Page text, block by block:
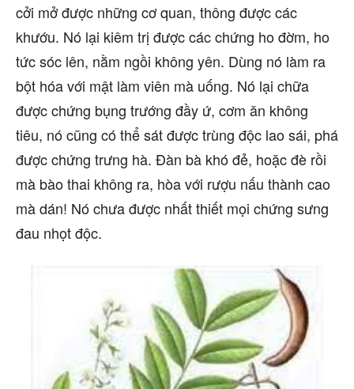
cởi mở được những cơ quan, thông được các
khướu. Nó lại kiêm trị được các chứng ho đờm, ho
tức sóc lên, nằm ngồi không yên. Dùng nó làm ra
bột hóa với mật làm viên mà uống. Nó lại chữa
được chứng bụng trướng đầy ứ, cơm ăn không
tiêu, nó cũng có thể sát được trùng độc lao sái, phá
được chứng trưng hà. Đàn bà khó đẻ, hoặc đè rồi
mà bào thai không ra, hòa với rượu nấu thành cao
mà dán! Nó chưa được nhất thiết mọi chứng sưng
đau nhọt độc.